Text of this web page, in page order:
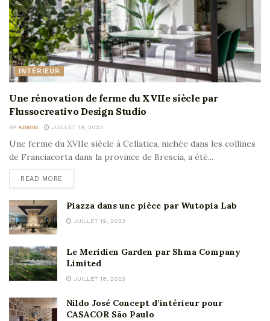
INTÉRIEUR
Une rénovation de ferme du XVIIe siècle par
Flussocreativo Design Studio
BY ADMIN JUILLET 19, 2023
Une ferme du XVIIe siècle à Cellatica, nichée dans les collines
de Franciacorta dans la province de Brescia, a été...
READ MORE
Piazza dans une pièce par Wutopia Lab
JUILLET 19, 2023
Le Meridien Garden par Shma Company
Limited
JUILLET 18, 2023
Nildo José Concept d’intérieur pour
CASACOR São Paulo